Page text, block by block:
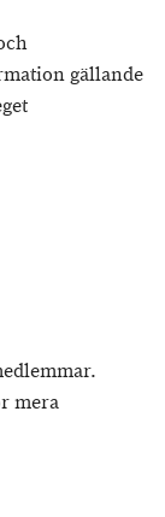
gällande
mera